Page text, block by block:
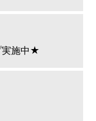
実施中★